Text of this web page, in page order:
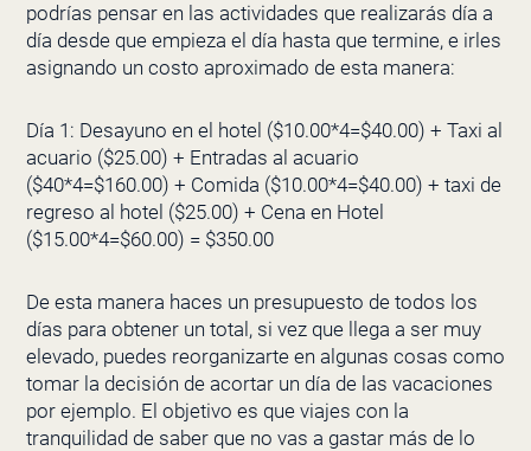
podrías pensar en las actividades que realizarás día a
día desde que empieza el día hasta que termine, e irles
asignando un costo aproximado de esta manera:
Día 1: Desayuno en el hotel ($10.00*4=$40.00) + Taxi al
acuario ($25.00) + Entradas al acuario
($40*4=$160.00) + Comida ($10.00*4=$40.00) + taxi de
regreso al hotel ($25.00) + Cena en Hotel
($15.00*4=$60.00) = $350.00
De esta manera haces un presupuesto de todos los
días para obtener un total, si vez que llega a ser muy
elevado, puedes reorganizarte en algunas cosas como
tomar la decisión de acortar un día de las vacaciones
por ejemplo. El objetivo es que viajes con la
tranquilidad de saber que no vas a gastar más de lo